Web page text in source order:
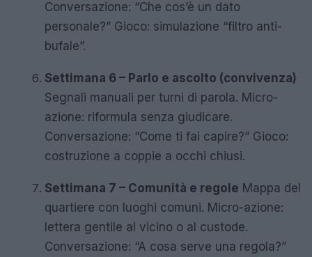
Conversazione: “Che cos’è un dato
personale?” Gioco: simulazione “filtro anti-
bufale”.
Settimana 6 – Parlo e ascolto (convivenza)
Segnali manuali per turni di parola. Micro-
azione: riformula senza giudicare.
Conversazione: “Come ti fai capire?” Gioco:
costruzione a coppie a occhi chiusi.
Settimana 7 – Comunità e regole Mappa del
quartiere con luoghi comuni. Micro-azione:
lettera gentile al vicino o al custode.
Conversazione: “A cosa serve una regola?”